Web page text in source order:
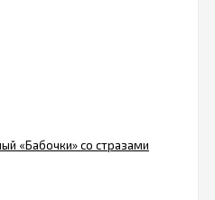
«Бабочки» со стразами